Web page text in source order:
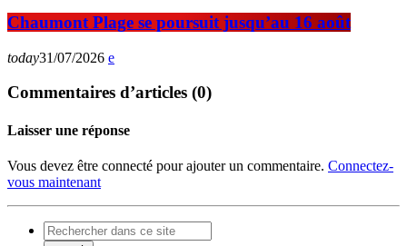
Chaumont Plage se poursuit jusqu’au 16 août
today31/07/2026
Commentaires d’articles (0)
Laisser une réponse
Vous devez être connecté pour ajouter un commentaire. Connectez-
vous maintenant